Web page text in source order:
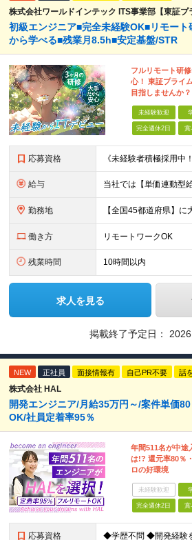
株式会社ワールドインテック ITS事業部【東証プ
初級エンジニア■完全未経験OK■リモー
から学べる■残業月8.5h■安定基盤/STR
フルリモート研
心！ 東証プライ
目指しませんか？
未経験歓迎
完全週休2日 賞
応募資格
給与
勤務地
働き方 リモートワークOK
残業時間 10時間以内
求人を見る
掲載終了予定日：
NEW 正社員 面接情報有 自己PR不要 話
株式会社 HAL
開発エンジニア/月給35万円～/案件単価
OK/社員定着率95％
年間511名が中途
は!? 還元率80％
ロの好環境
未経験歓迎
完全週休2日 賞
応募資格